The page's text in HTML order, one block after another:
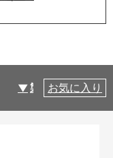
製品仕様
お気に入り